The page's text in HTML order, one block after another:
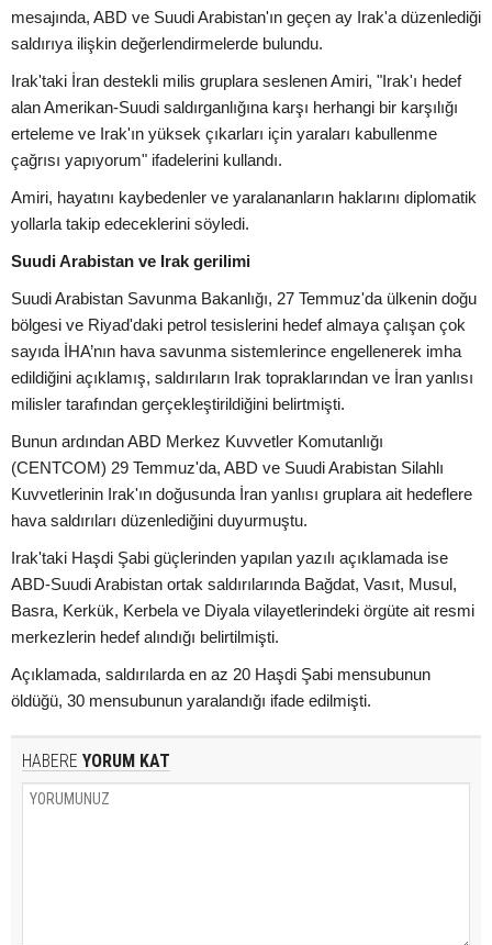
mesajında, ABD ve Suudi Arabistan'ın geçen ay Irak'a düzenlediği
saldırıya ilişkin değerlendirmelerde bulundu.
Irak'taki İran destekli milis gruplara seslenen Amiri, "Irak'ı hedef
alan Amerikan-Suudi saldırganlığına karşı herhangi bir karşılığı
erteleme ve Irak'ın yüksek çıkarları için yaraları kabullenme
çağrısı yapıyorum" ifadelerini kullandı.
Amiri, hayatını kaybedenler ve yaralananların haklarını diplomatik
yollarla takip edeceklerini söyledi.
Suudi Arabistan ve Irak gerilimi
Suudi Arabistan Savunma Bakanlığı, 27 Temmuz'da ülkenin doğu
bölgesi ve Riyad'daki petrol tesislerini hedef almaya çalışan çok
sayıda İHA’nın hava savunma sistemlerince engellenerek imha
edildiğini açıklamış, saldırıların Irak topraklarından ve İran yanlısı
milisler tarafından gerçekleştirildiğini belirtmişti.
Bunun ardından ABD Merkez Kuvvetler Komutanlığı
(CENTCOM) 29 Temmuz'da, ABD ve Suudi Arabistan Silahlı
Kuvvetlerinin Irak'ın doğusunda İran yanlısı gruplara ait hedeflere
hava saldırıları düzenlediğini duyurmuştu.
Irak'taki Haşdi Şabi güçlerinden yapılan yazılı açıklamada ise
ABD-Suudi Arabistan ortak saldırılarında Bağdat, Vasıt, Musul,
Basra, Kerkük, Kerbela ve Diyala vilayetlerindeki örgüte ait resmi
merkezlerin hedef alındığı belirtilmişti.
Açıklamada, saldırılarda en az 20 Haşdi Şabi mensubunun
öldüğü, 30 mensubunun yaralandığı ifade edilmişti.
HABERE YORUM KAT